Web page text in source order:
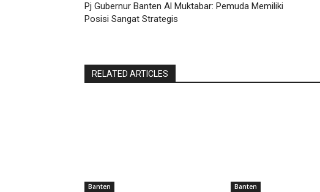
Pj Gubernur Banten Al Muktabar: Pemuda Memiliki
Posisi Sangat Strategis
RELATED ARTICLES
Banten Banten